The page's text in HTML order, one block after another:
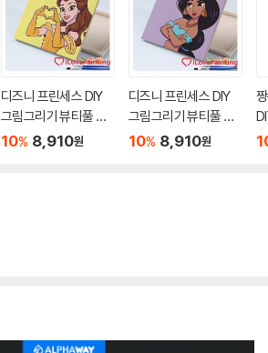
디즈니 프린세스 DIY
그림그리기 뷰티풀 벨
25X25
10% 8,910원
디즈니 프린세스 DIY
그림그리기 뷰티풀 쟈
스민 25X25
10% 8,910원